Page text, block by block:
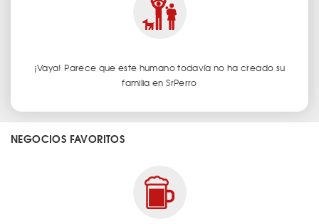
¡Vaya! Parece que este humano todavía no ha creado su
familia en SrPerro
NEGOCIOS FAVORITOS